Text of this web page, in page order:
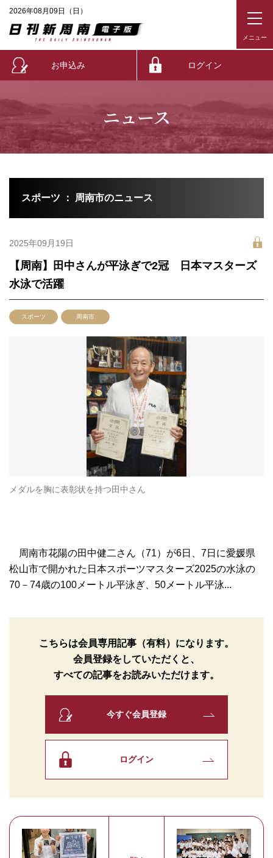
2026年08月09日（日）
お申込み ログイン
ニュース
スポーツ ： 周南市のニュース
2025年09月19日
【周南】田中さんが平泳ぎで2冠 日本マスターズ
水泳で活躍
スポーツ 周南市
メダルを胸に表彰状を持つ田中さん
周南市花陽の田中健二さん（71）が6日、7日に愛媛県
松山市で開かれた日本スポーツマスターズ2025の水泳の
70－74歳の100メートル平泳ぎ、50メートル平泳...
こちらは会員専用記事（有料）になります。
会員登録をしていただくと、
すべての記事をお読みいただけます。
今すぐ会員登録
ログイン